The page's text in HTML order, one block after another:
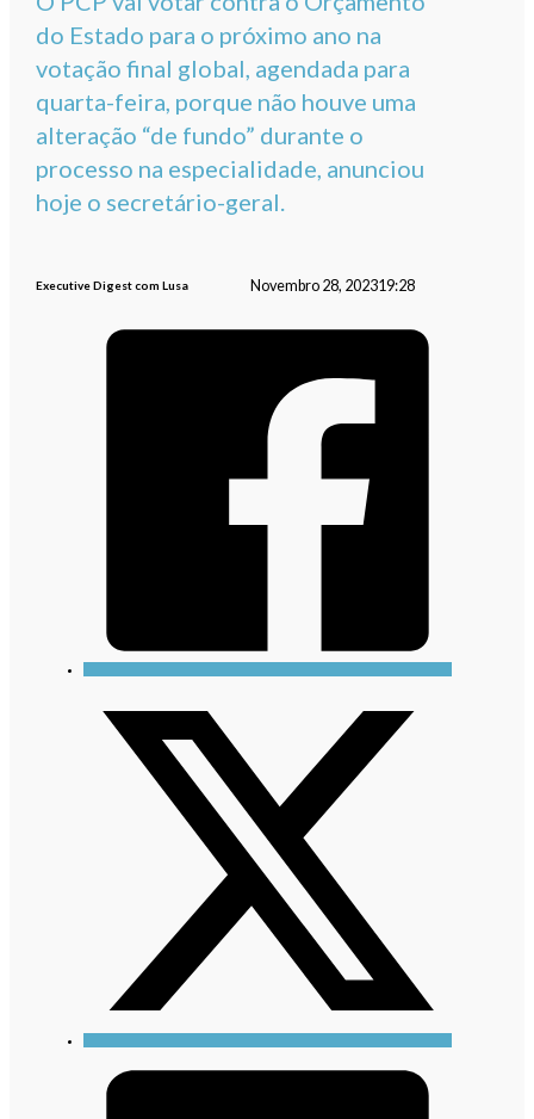
do Estado para o próximo ano na
votação final global, agendada para
quarta-feira, porque não houve uma
alteração “de fundo” durante o
processo na especialidade, anunciou
hoje o secretário-geral.
Executive Digest com Lusa Novembro 28, 202319:28